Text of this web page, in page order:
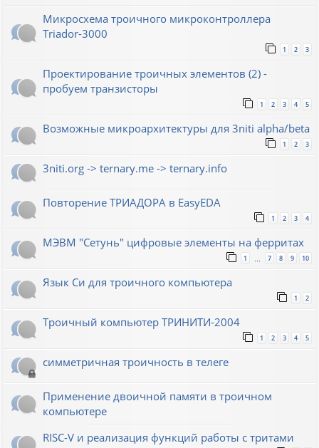
Микросхема троичного микроконтроллера
Triador-3000
1 2 3
Проектирование троичных элементов (2) -
пробуем транзисторы
1 2 3 4 5
Возможные микроархитектуры для 3niti alpha/beta
1 2 3
3niti.org -> ternary.me -> ternary.info
Повторение ТРИАДОРА в EasyEDA
1 2 3 4
МЭВМ "Сетунь" цифровые элементы на ферритах
1 … 7 8 9 10
Язык Си для троичного компьютера
1 2
Троичный компьютер ТРИНИТИ-2004
1 2 3 4 5
симметричная троичность в телеге
Применение двоичной памяти в троичном
компьютере
RISC-V и реализация функций работы с тритами